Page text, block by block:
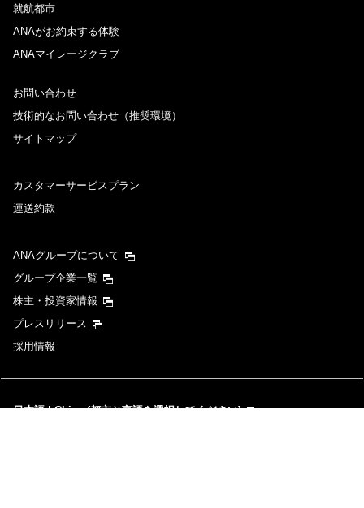
就航都市
ANAがお約束する体験
ANAマイレージクラブ
お問い合わせ
技術的なお問い合わせ（推奨環境）
サイトマップ
カスタマーサービスプラン
運送約款
ANAグループについて
グループ企業一覧
株主・投資家情報
プレスリリース
採用情報
日本語 | China (都市と言語を選択してください)